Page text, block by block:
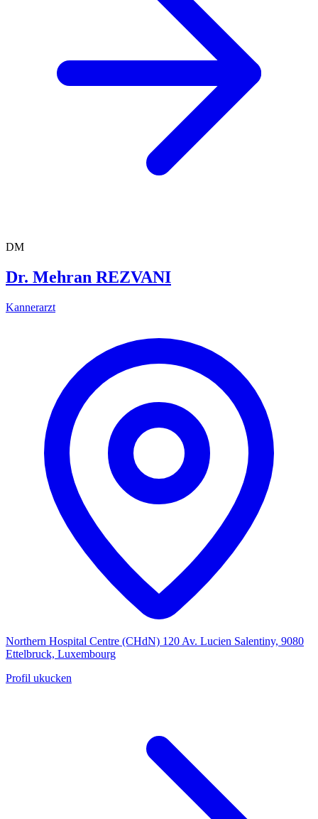
DM
Dr. Mehran REZVANI
Kannerarzt
Northern Hospital Centre (CHdN) 120 Av. Lucien Salentiny, 9080
Ettelbruck, Luxembourg
Profil ukucken